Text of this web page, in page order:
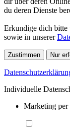
du deren Dienste
Erkundige dich
sowie in unserer
Zustimmen Nur
Individuelle
Marketing per